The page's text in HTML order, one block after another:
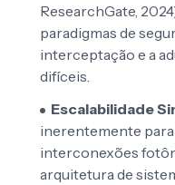
ResearchGate,
paradigmas de
interceptação e a
difíceis.
Escalabilidade
inerentemente
interconexões
arquitetura de